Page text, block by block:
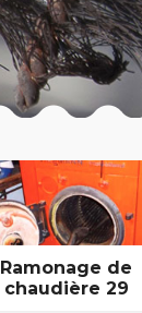
Ramonage de
chaudière 29